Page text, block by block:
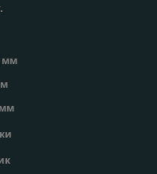
мм